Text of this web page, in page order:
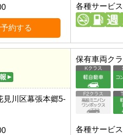
約する
各種サービス
見川区幕張本郷5-
保有車両ク
各種サービス